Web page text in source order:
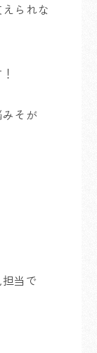
られな
そが
当で